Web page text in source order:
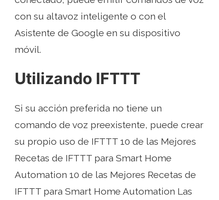
con su altavoz inteligente o con el
Asistente de Google en su dispositivo
móvil.
Utilizando IFTTT
Si su acción preferida no tiene un
comando de voz preexistente, puede crear
su propio uso de IFTTT 10 de las Mejores
Recetas de IFTTT para Smart Home
Automation 10 de las Mejores Recetas de
IFTTT para Smart Home Automation Las